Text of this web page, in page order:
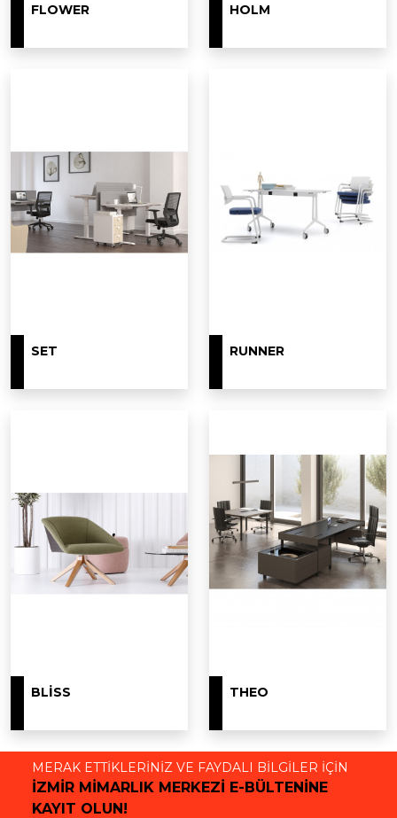
FLOWER HOLM
SET RUNNER
BLISS THEO
MERAK ETTİKLERİNİZ VE FAYDALI BİLGİLER İÇİN
İZMİR MİMARLIK MERKEZİ E-BÜLTENİNE
KAYIT OLUN!